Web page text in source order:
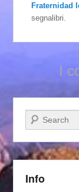
Fraternidad
segnalibri.
I
Cerca
Info